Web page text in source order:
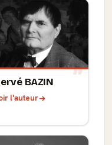
BAZIN
l'auteur